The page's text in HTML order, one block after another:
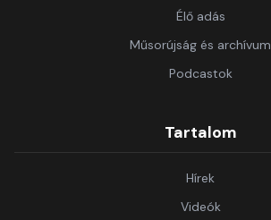
Élő adás
Műsorújság és archívum
Podcastok
Tartalom
Hírek
Videók